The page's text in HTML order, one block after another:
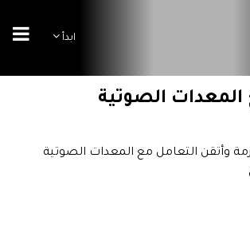
ابدأ
المعدات الصوتية
وأتقن التعامل مع المعدات الصوتية